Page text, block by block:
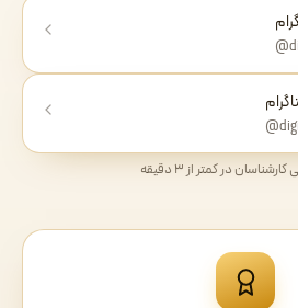
در کمتر از ۳ دقیقه